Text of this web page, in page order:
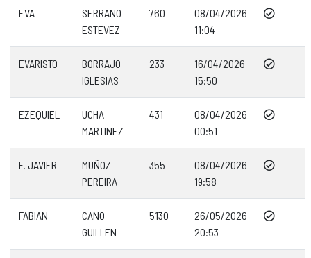
EVA
SERRANO
ESTEVEZ
760
08/04/2026
11:04
EVARISTO
BORRAJO
IGLESIAS
233
16/04/2026
15:50
EZEQUIEL
UCHA
MARTINEZ
431
08/04/2026
00:51
F. JAVIER
MUÑOZ
PEREIRA
355
08/04/2026
19:58
FABIAN
CANO
GUILLEN
5130
26/05/2026
20:53